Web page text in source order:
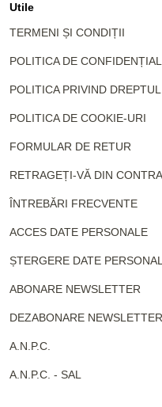
Utile
TERMENI ȘI CONDIȚII
POLITICA DE
POLITICA PRIVIND
POLITICA DE COOKIE-URI
FORMULAR DE RETUR
RETRAGEȚI-VĂ DIN
ÎNTREBĂRI FRECVENTE
ACCES DATE PERSONALE
ȘTERGERE DATE
ABONARE NEWSLETTER
DEZABONARE NEWSLETTER
A.N.P.C.
A.N.P.C. - SAL